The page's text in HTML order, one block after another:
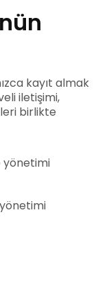
kayıt almak
iletişimi,
birlikte
yönetimi